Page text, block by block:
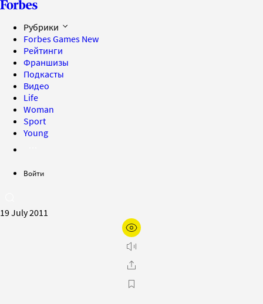
Рубрики
Forbes Games New
Рейтинги
Франшизы
Подкасты
Видео
Life
Woman
Sport
Young
Войти
19 July 2011